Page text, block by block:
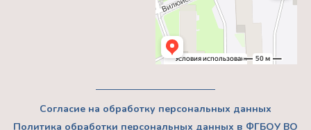
Согласие на обработку персональных данных
Политика обработки персональных данных в ФГБОУ ВО